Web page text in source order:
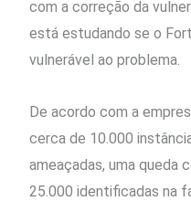
com a correção da
está estudando se o
vulnerável ao problema.
De acordo com a
cerca de 10.000
ameaçadas, uma queda
25.000 identificadas na